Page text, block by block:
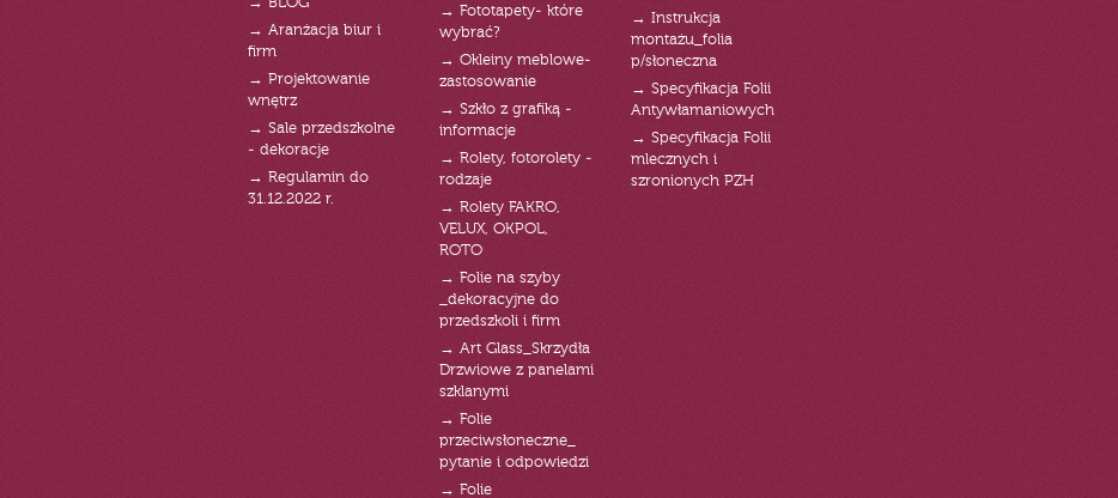
→ Aranżacja biur i
firm
→ Projektowanie
wnętrz
→ Sale przedszkolne
- dekoracje
→ Regulamin do
31.12.2022 r.
→ Fototapety- które
wybrać?
→ Okleiny meblowe-
zastosowanie
→ Szkło z grafiką -
informacje
→ Rolety, fotorolety -
rodzaje
→ Rolety FAKRO,
VELUX, OKPOL,
ROTO
→ Folie na szyby
_dekoracyjne do
przedszkoli i firm
→ Art Glass_Skrzydła
Drzwiowe z panelami
szklanymi
→ Folie
przeciwsłoneczne_
pytanie i odpowiedzi
→ Folie
→ Instrukcja
montażu_folia
p/słoneczna
→ Specyfikacja Folii
Antywłamaniowych
→ Specyfikacja Folii
mlecznych i
szronionych PZH